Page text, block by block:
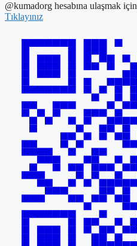
@kumadorg hesabına ulaşmak için
Tıklayınız